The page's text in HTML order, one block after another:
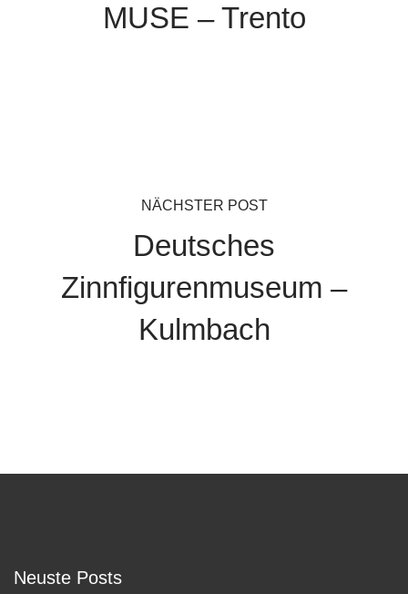
MUSE – Trento
NÄCHSTER POST
Deutsches
Zinnfigurenmuseum –
Kulmbach
Neuste Posts